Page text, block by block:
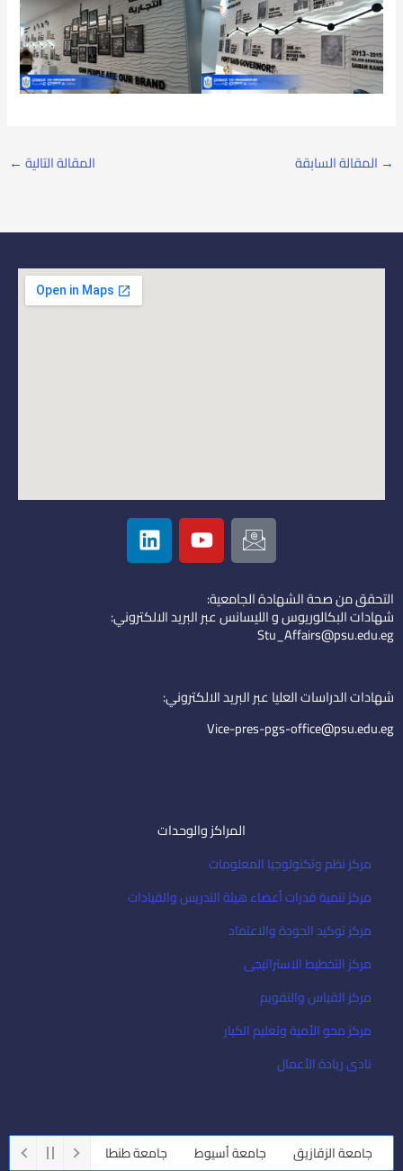
→ المقالة السابقة المقالة التالية ←
I
c
o
n
-
e
i
l
Y
o
u
u
b
L
i
n
e
d
التحقق من صحة الشهادة الجامعية:
شهادات البكالوريوس و الليسانس عبر البريد الالكتروني:
Stu_Affairs@psu.edu.eg
شهادات الدراسات العليا عبر البريد الالكتروني:
Vice-pres-pgs-office@psu.edu.eg
المراكز والوحدات
مركز نظم وتكنولوجيا المعلومات
مركز تنمية قدرات أعضاء هيئة التدريس والقيادات
مركز توكيد الجودة والاعتماد
مركز التخطيط الاستراتيجى
مركز القياس والتقويم
مركز محو الأمية وتعليم الكبار
نادى ريادة الأعمال
جامعة الزقازيق جامعة أسيوط جامعة طنطا جامعة حلوان